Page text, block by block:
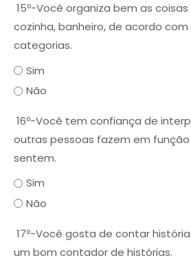
15º-Você organiza bem as
cozinha, banheiro, de acordo
categorias.
Sim
Não
16º-Você tem confiança de
outras pessoas fazem em
sentem.
Sim
Não
17º-Você gosta de contar
um bom contador de histórias.